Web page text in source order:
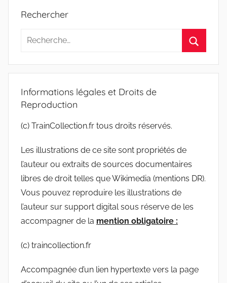
Rechercher
Recherche
:
Informations légales et Droits de
Reproduction
(c) TrainCollection.fr tous droits réservés.
Les illustrations de ce site sont propriétés de
l’auteur ou extraits de sources documentaires
libres de droit telles que Wikimedia (mentions DR).
Vous pouvez reproduire les illustrations de
l’auteur sur support digital sous réserve de les
accompagner de la mention obligatoire :
(c) traincollection.fr
Accompagnée d’un lien hypertexte vers la page